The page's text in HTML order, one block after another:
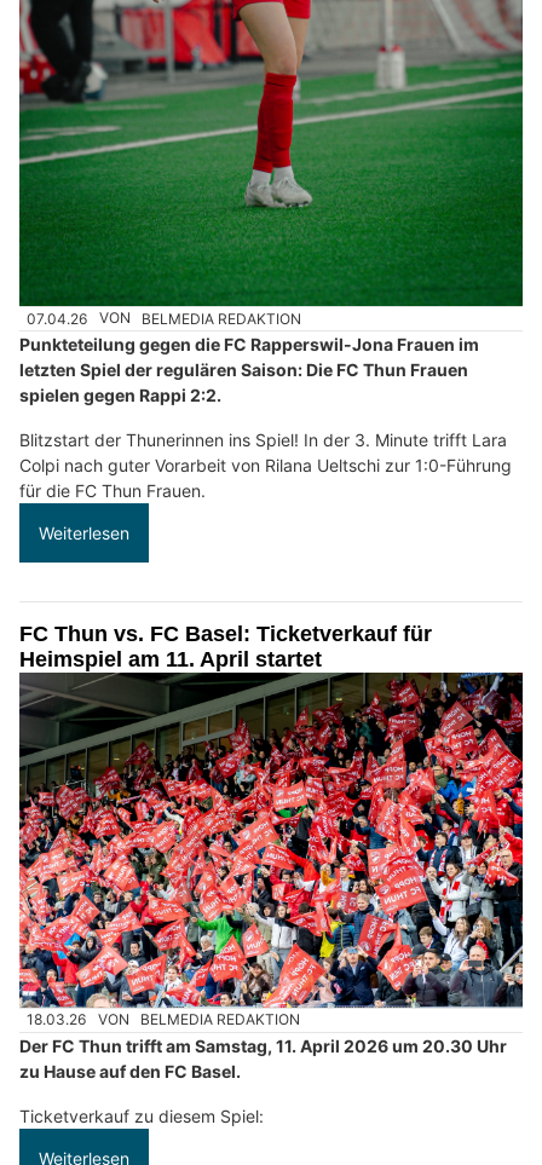
07.04.26 VON BELMEDIA REDAKTION
Punkteteilung gegen die FC Rapperswil-Jona Frauen im
letzten Spiel der regulären Saison: Die FC Thun Frauen
spielen gegen Rappi 2:2.
Blitzstart der Thunerinnen ins Spiel! In der 3. Minute trifft Lara
Colpi nach guter Vorarbeit von Rilana Ueltschi zur 1:0-Führung
für die FC Thun Frauen.
Weiterlesen
FC Thun vs. FC Basel: Ticketverkauf für
Heimspiel am 11. April startet
18.03.26 VON BELMEDIA REDAKTION
Der FC Thun trifft am Samstag, 11. April 2026 um 20.30 Uhr
zu Hause auf den FC Basel.
Ticketverkauf zu diesem Spiel:
Weiterlesen